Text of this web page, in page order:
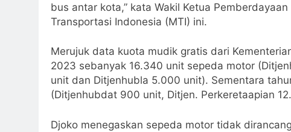
bus antar kota,” kata Wakil Ketua
Transportasi Indonesia (MTI) ini.
Merujuk data kuota mudik gratis dari
2023 sebanyak 16.340 unit sepeda motor
unit dan Ditjenhubla 5.000 unit). Sementara
(Ditjenhubdat 900 unit, Ditjen. Perkeretaapian
Djoko menegaskan sepeda motor tidak